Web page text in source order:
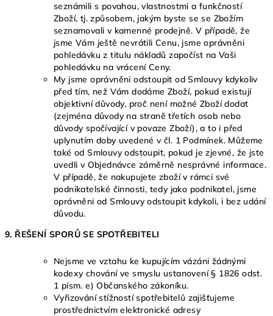
seznámili s povahou, vlastnostmi a funkčností
Zboží, tj. způsobem, jakým byste se se Zbožím
seznamovali v kamenné prodejně. V případě, že
jsme Vám ještě nevrátili Cenu, jsme oprávněni
pohledávku z titulu nákladů započíst na Vaši
pohledávku na vrácení Ceny.
My jsme oprávněni odstoupit od Smlouvy kdykoliv
před tím, než Vám dodáme Zboží, pokud existují
objektivní důvody, proč není možné Zboží dodat
(zejména důvody na straně třetích osob nebo
důvody spočívající v povaze Zboží), a to i před
uplynutím doby uvedené v čl. 1 Podmínek. Můžeme
také od Smlouvy odstoupit, pokud je zjevné, že jste
uvedli v Objednávce záměrně nesprávné informace.
V případě, že nakupujete zboží v rámci své
podnikatelské činnosti, tedy jako podnikatel, jsme
oprávněni od Smlouvy odstoupit kdykoli, i bez udání
důvodu.
9. ŘEŠENÍ SPORŮ SE SPOTŘEBITELI
Nejsme ve vztahu ke kupujícím vázáni žádnými
kodexy chování ve smyslu ustanovení § 1826 odst.
1 písm. e) Občanského zákoníku.
Vyřizování stížností spotřebitelů zajišťujeme
prostřednictvím elektronické adresy